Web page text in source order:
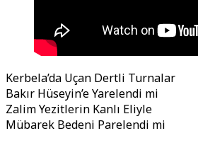
Kerbela’da Uçan Dertli Turnalar
Bakır Hüseyin’e Yarelendi mi
Zalim Yezitlerin Kanlı Eliyle
Mübarek Bedeni Parelendi mi